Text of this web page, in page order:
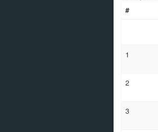
#
1
2
3